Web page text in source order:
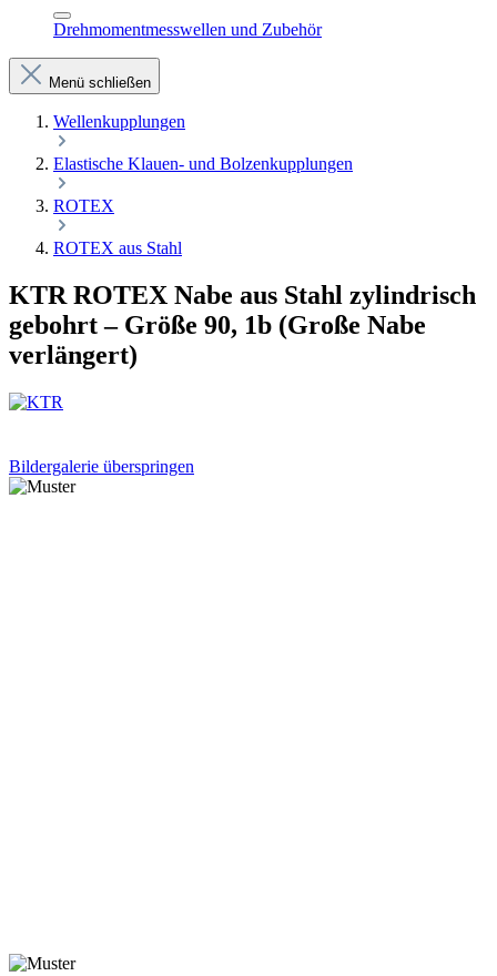
Drehmomentmesswellen und Zubehör
Menü schließen
Wellenkupplungen
Elastische Klauen- und Bolzenkupplungen
ROTEX
ROTEX aus Stahl
KTR ROTEX Nabe aus Stahl zylindrisch
gebohrt – Größe 90, 1b (Große Nabe
verlängert)
Bildergalerie überspringen